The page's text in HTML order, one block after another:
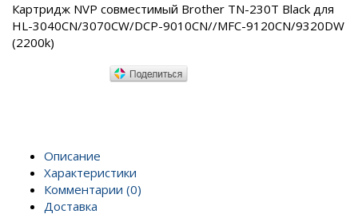
Картридж NVP совместимый Brother TN-230T Black для
HL-3040CN/3070CW/DCP-9010CN//MFC-9120CN/9320DW
(2200k)
Описание
Характеристики
Комментарии (0)
Доставка